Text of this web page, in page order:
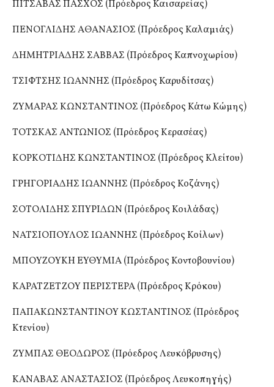
ΠΙΤΣΑΒΑΣ ΠΑΣΧΟΣ (Πρόεδρος Καισαρείας)
ΠΕΝΟΓΛΙΔΗΣ ΑΘΑΝΑΣΙΟΣ (Πρόεδρος Καλαμιάς)
ΔΗΜΗΤΡΙΑΔΗΣ ΣΑΒΒΑΣ (Πρόεδρος Καπνοχωρίου)
ΤΣΙΦΤΣΗΣ ΙΩΑΝΝΗΣ (Πρόεδρος Καρυδίτσας)
ΖΥΜΑΡΑΣ ΚΩΝΣΤΑΝΤΙΝΟΣ (Πρόεδρος Κάτω Κώμης)
ΤΟΤΣΚΑΣ ΑΝΤΩΝΙΟΣ (Πρόεδρος Κερασέας)
ΚΟΡΚΟΤΙΔΗΣ ΚΩΝΣΤΑΝΤΙΝΟΣ (Πρόεδρος Κλείτου)
ΓΡΗΓΟΡΙΑΔΗΣ ΙΩΑΝΝΗΣ (Πρόεδρος Κοζάνης)
ΣΟΤΟΛΙΔΗΣ ΣΠΥΡΙΔΩΝ (Πρόεδρος Κοιλάδας)
ΝΑΤΣΙΟΠΟΥΛΟΣ ΙΩΑΝΝΗΣ (Πρόεδρος Κοίλων)
ΜΠΟΥΖΟΥΚΗ ΕΥΘΥΜΙΑ (Πρόεδρος Κοντοβουνίου)
ΚΑΡΑΤΖΕΤΖΟΥ ΠΕΡΙΣΤΕΡΑ (Πρόεδρος Κρόκου)
ΠΑΠΑΚΩΝΣΤΑΝΤΙΝΟΥ ΚΩΣΤΑΝΤΙΝΟΣ (Πρόεδρος
Κτενίου)
ΖΥΜΠΑΣ ΘΕΟΔΩΡΟΣ (Πρόεδρος Λευκόβρυσης)
ΚΑΝΑΒΑΣ ΑΝΑΣΤΑΣΙΟΣ (Πρόεδρος Λευκοπηγής)